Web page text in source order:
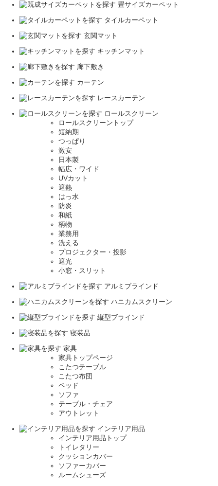
畳サイズカーペット
タイルカーペット
玄関マット
キッチンマット
廊下敷き
カーテン
レースカーテン
ロールスクリーン
ロールスクリーントップ
短納期
つっぱり
激安
日本製
幅広・ワイド
UVカット
遮熱
はっ水
防炎
和紙
柄物
業務用
洗える
プロジェクター・投影
遮光
小窓・スリット
アルミブラインド
ハニカムスクリーン
縦型ブラインド
寝装品
家具
家具トップページ
こたつテーブル
こたつ布団
ベッド
ソファ
テーブル・チェア
アウトレット
インテリア用品
インテリア用品トップ
トイレタリー
クッションカバー
ソファーカバー
ルームシューズ